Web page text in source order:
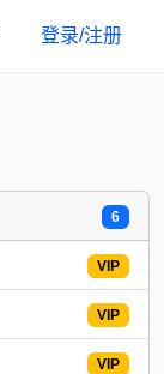
登录/注册
6
VIP
VIP
VIP